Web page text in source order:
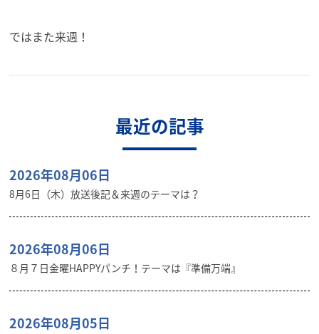
ではまた来週！
最近の記事
2026年08月06日
8月6日（木）放送後記＆来週のテーマは？
2026年08月06日
８月７日金曜HAPPYパンチ！テーマは『準備万端』
2026年08月05日